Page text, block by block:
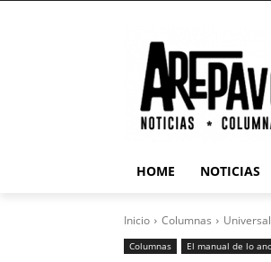
HOME NOTICIAS
Inicio Columnas
Columnas El manual de lo